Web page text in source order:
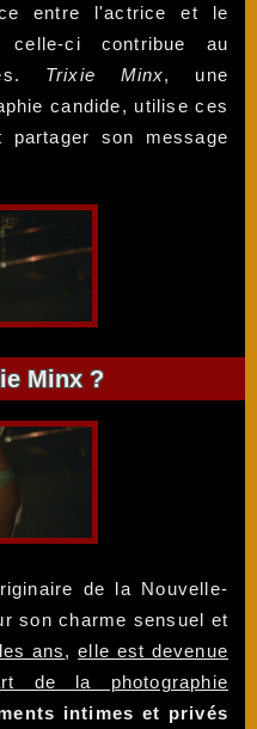
entre l'actrice et le
celle-ci contribue au
Trixie Minx, une
candide, utilise ces
son message
Minx ?
de la Nouvelle-
son charme sensuel et
ans,elle est devenue
de la photographie
intimes et privés